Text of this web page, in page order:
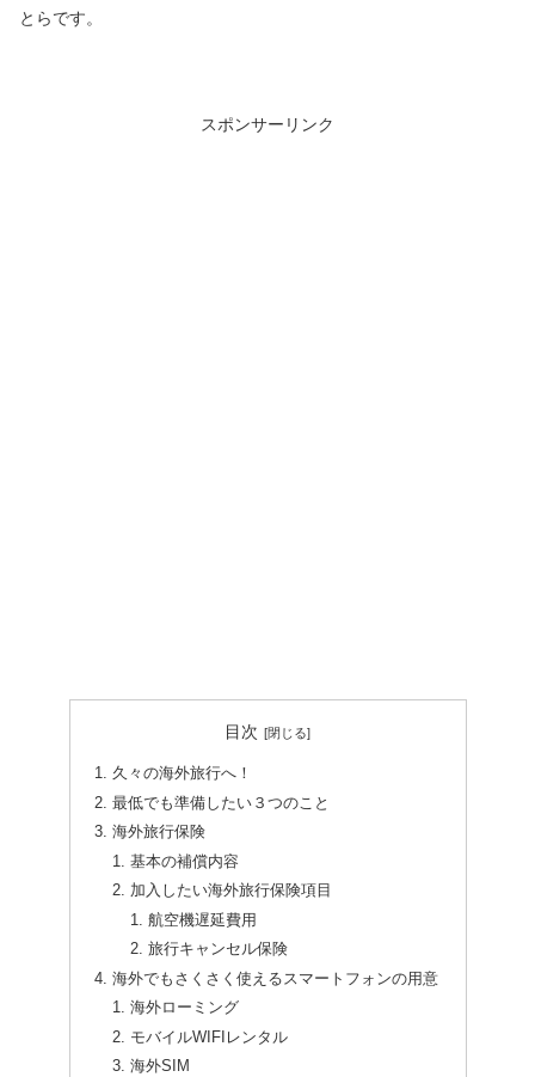
とらです。
スポンサーリンク
目次
久々の海外旅行へ！
最低でも準備したい３つのこと
海外旅行保険
基本の補償内容
加入したい海外旅行保険項目
航空機遅延費用
旅行キャンセル保険
海外でもさくさく使えるスマートフォンの用意
海外ローミング
モバイルWIFIレンタル
海外SIM